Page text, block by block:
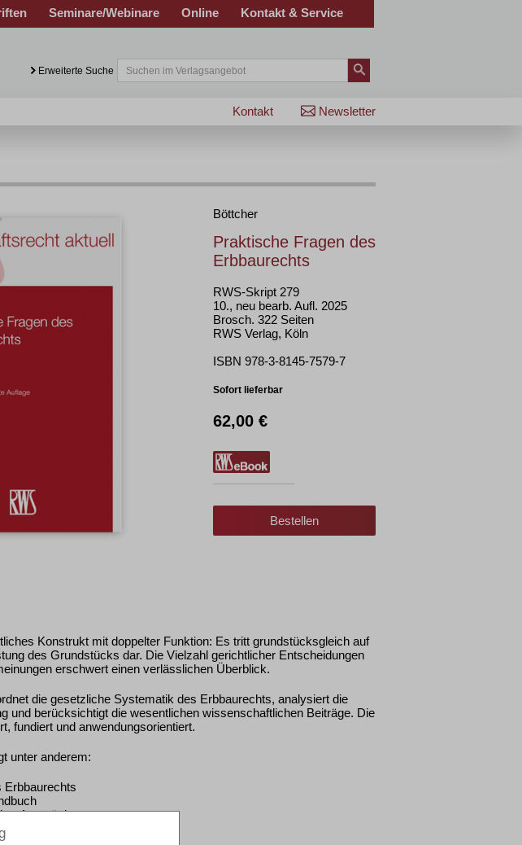
Seminare/Webinare Online Kontakt & Service
Erweiterte Suche
Newsletter
Kontakt
Böttcher
Praktische Fragen des
Erbbaurechts
RWS-Skript 279
10., neu bearb. Aufl. 2025
Brosch. 322 Seiten
RWS Verlag, Köln
ISBN 978-3-8145-7579-7
Sofort lieferbar
62,00 €
Bestellen
Konstrukt mit doppelter Funktion: Es tritt grundstücksgleich auf
des Grundstücks dar. Die Vielzahl gerichtlicher Entscheidungen
erschwert einen verlässlichen Überblick.
die gesetzliche Systematik des Erbbaurechts, analysiert die
und berücksichtigt die wesentlichen wissenschaftlichen Beiträge. Die
fundiert und anwendungsorientiert.
unter anderem:
Erbbaurechts
Ansprüche
des Heimfalls
von Erbbaurechten